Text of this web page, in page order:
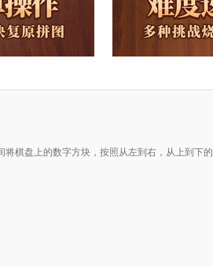
棋盘上的数字方块，按照从左到右，从上到下的